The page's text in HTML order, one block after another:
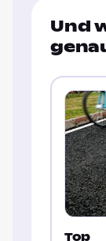
Und
Top